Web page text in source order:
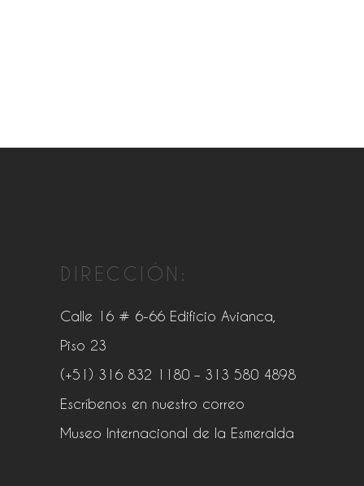
DIRECCIÓN:
Calle 16 # 6-66 Edificio Avianca,
Piso 23
(+51) 316 832 1180 – 313 580 4898
Escríbenos en nuestro correo
Museo Internacional de la Esmeralda